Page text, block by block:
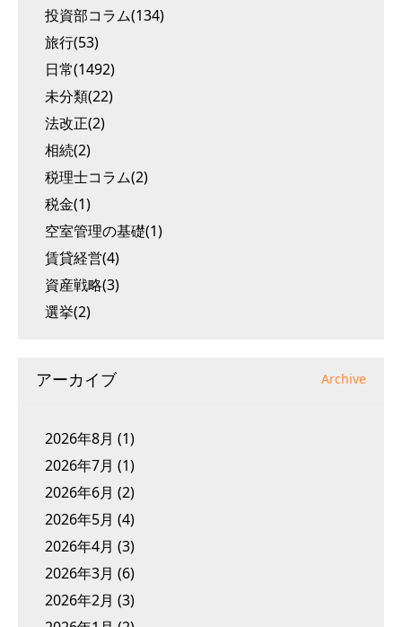
投資部コラム(134)
旅行(53)
日常(1492)
未分類(22)
法改正(2)
相続(2)
税理士コラム(2)
税金(1)
空室管理の基礎(1)
賃貸経営(4)
資産戦略(3)
選挙(2)
アーカイブ Archive
2026年8月 (1)
2026年7月 (1)
2026年6月 (2)
2026年5月 (4)
2026年4月 (3)
2026年3月 (6)
2026年2月 (3)